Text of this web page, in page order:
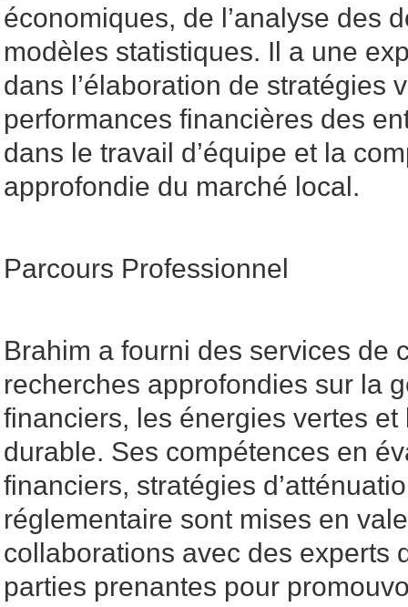
économiques, de l’analyse des
modèles statistiques. Il a une
dans l’élaboration de stratégies
performances financières des
dans le travail d’équipe et la
approfondie du marché local.
Parcours Professionnel
Brahim a fourni des services de
recherches approfondies sur la
financiers, les énergies vertes
durable. Ses compétences en
financiers, stratégies
réglementaire sont mises en
collaborations avec des experts
parties prenantes pour